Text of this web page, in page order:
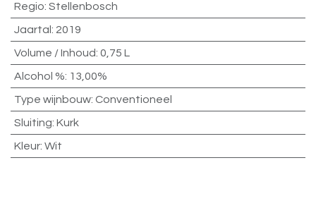
Regio: Stellenbosch
Jaartal : 2019
Volume / Inhoud: 0,75 L
Alcohol %: 13,00%
Type wijnbouw: Conventioneel
Sluiting: Kurk
Kleur: Wit